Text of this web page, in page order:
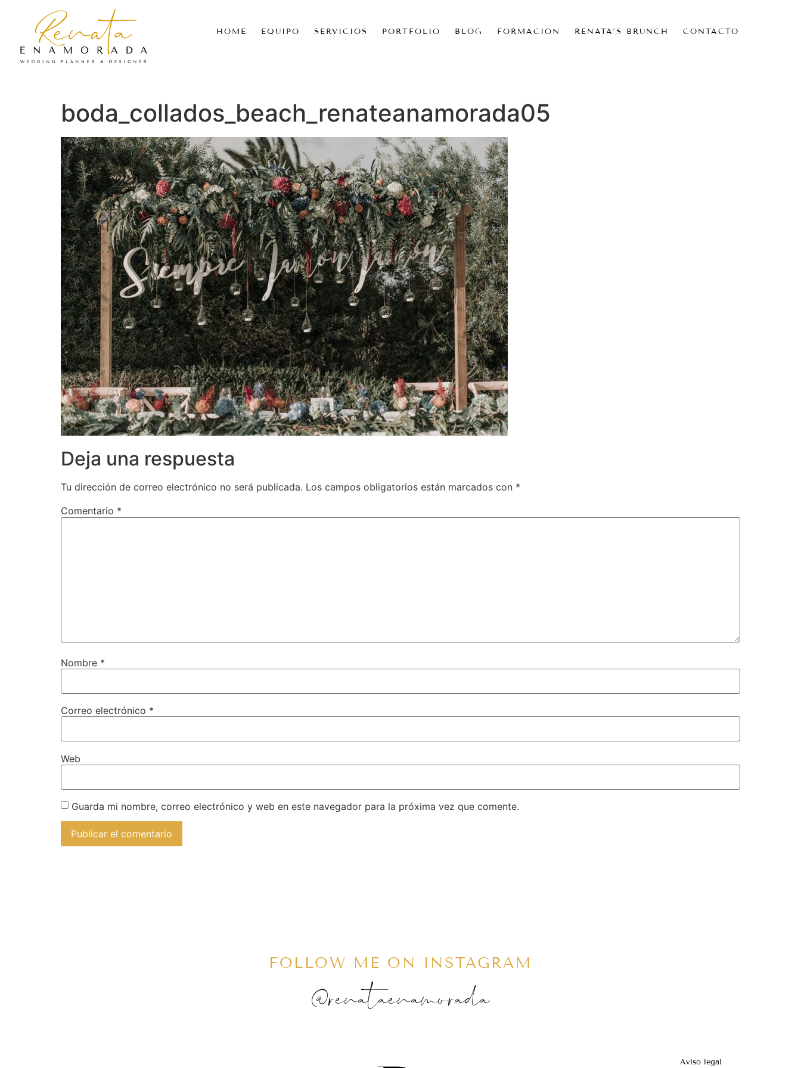
HOME EQUIPO SERVICIOS PORTFOLIO BLOG FORMACIÓN RENATA’S BRUNCH CONTACTO
boda_collados_beach_renateanamorada05
Deja una respuesta
Tu dirección de correo electrónico no será publicada. Los campos obligatorios están marcados con *
Comentario *
Nombre *
Correo electrónico *
Web
Guarda mi nombre, correo electrónico y web en este navegador para la próxima vez que comente.
FOLLOW ME ON INSTAGRAM
@renataenamorada
Aviso legal